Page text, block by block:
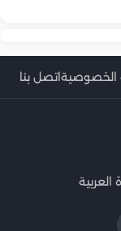
الخصوصيةاتصل بنا